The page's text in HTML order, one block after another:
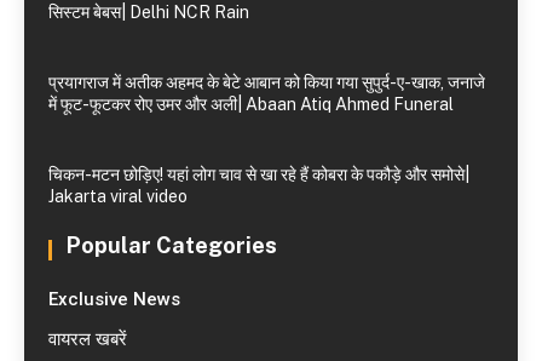
सिस्टम बेबस| Delhi NCR Rain
प्रयागराज में अतीक अहमद के बेटे आबान को किया गया सुपुर्द-ए-खाक, जनाजे
में फूट-फूटकर रोए उमर और अली| Abaan Atiq Ahmed Funeral
चिकन-मटन छोड़िए! यहां लोग चाव से खा रहे हैं कोबरा के पकौड़े और समोसे|
Jakarta viral video
Popular Categories
Exclusive News
वायरल खबरें